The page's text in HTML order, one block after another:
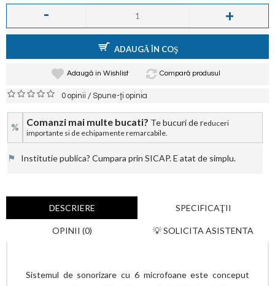
- +
ADAUGĂ ÎN COŞ
Adaugă in Wishlist Compară produsul
0 opinii /Spune-ţi opinia
% Comanzi mai multe bucati? Te bucuri de reduceri
importante si de echipamente remarcabile.
⚑ Institutie publica? Cumpara prin SICAP. E atat de simplu.
DESCRIERE SPECIFICAŢII
OPINII (0) 💡 SOLICITA ASISTENTA
Sistemul de sonorizare cu 6 microfoane este conceput